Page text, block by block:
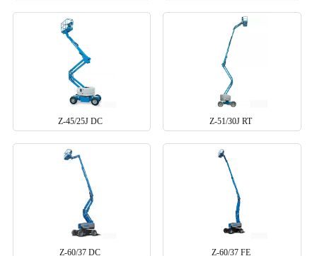
Z-45/25J DC Z-51/30J RT
Z-60/37 DC Z-60/37 FE